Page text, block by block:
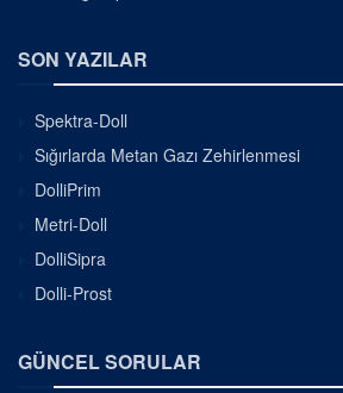
SON YAZILAR
Spektra-Doll
Sığırlarda Metan Gazı Zehirlenmesi
DolliPrim
Metri-Doll
DolliSipra
Dolli-Prost
GÜNCEL SORULAR